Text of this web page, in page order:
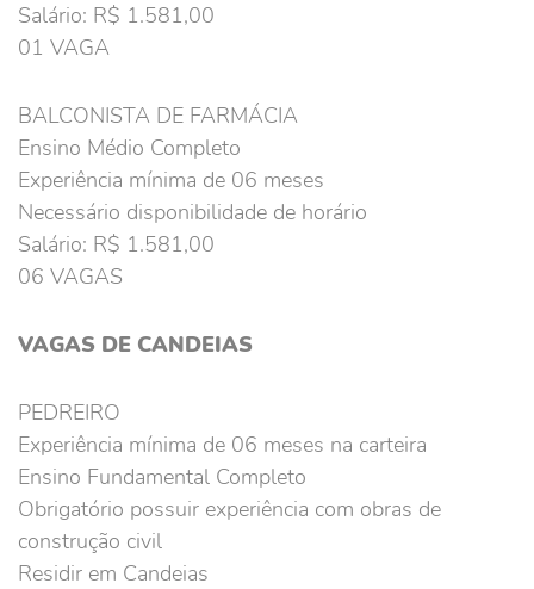
Salário: R$ 1.581,00
01 VAGA
BALCONISTA DE FARMÁCIA
Ensino Médio Completo
Experiência mínima de 06 meses
Necessário disponibilidade de horário
Salário: R$ 1.581,00
06 VAGAS
VAGAS DE CANDEIAS
PEDREIRO
Experiência mínima de 06 meses na carteira
Ensino Fundamental Completo
Obrigatório possuir experiência com obras de
construção civil
Residir em Candeias